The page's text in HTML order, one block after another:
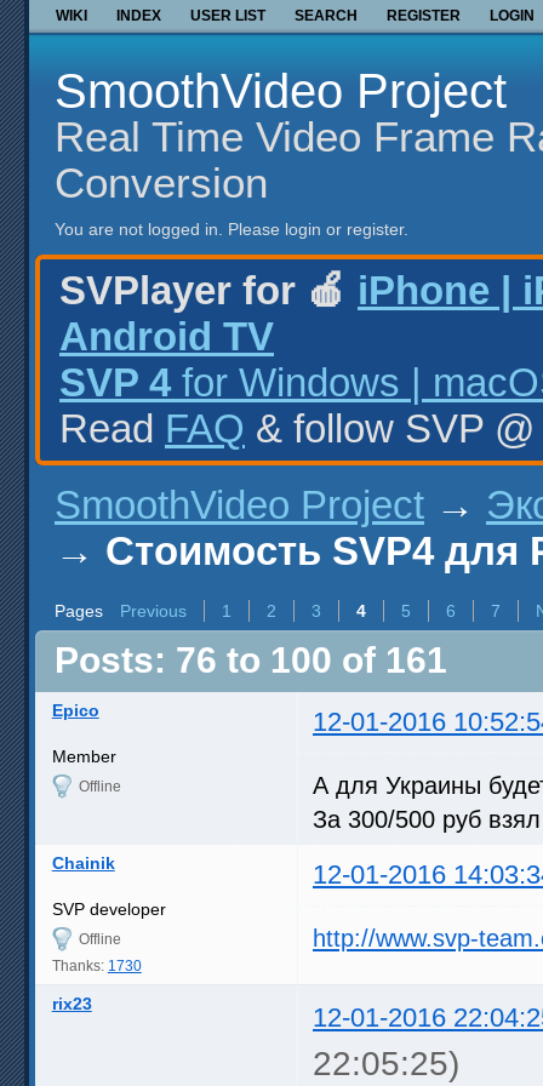
WIKI INDEX USER LIST SEARCH REGISTER LOGIN
SmoothVideo Project
Real Time Video Frame
Conversion
You are not logged in. Please login or register.
SVPlayer for 🍎 iPhone |
Android TV
SVP 4 for Windows |
Read FAQ & follow SVP
SmoothVideo Project →
→ Стоимость SVP4 для
Pages Previous 1 2 3 4 5 6 7
Posts: 76 to 100 of 161
Epico 12-01-2016
Member
Offline
А для Украины
За 300/500 руб
Chainik 12-01-2016
SVP developer
Offline
Thanks: 1730
http://www.svp-
rix23 12-01-2016
22:05:25)